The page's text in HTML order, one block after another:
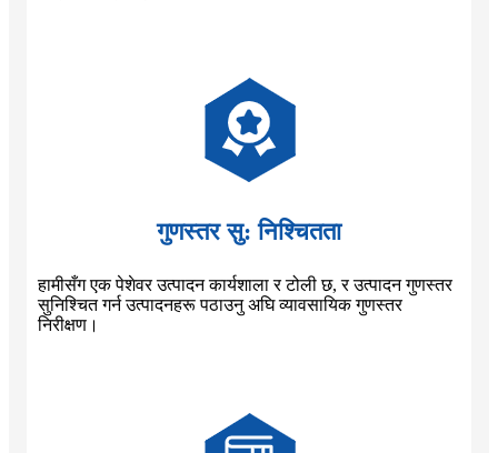
गुणस्तर सु: निश्चितता
हामीसँग एक पेशेवर उत्पादन कार्यशाला र टोली छ, र उत्पादन गुणस्तर
सुनिश्चित गर्न उत्पादनहरू पठाउनु अघि व्यावसायिक गुणस्तर
निरीक्षण।